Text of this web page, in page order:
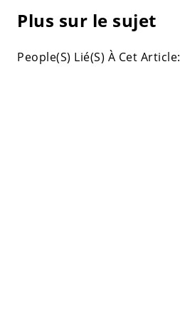
Plus sur le sujet
People(S) Lié(S) À Cet Article: